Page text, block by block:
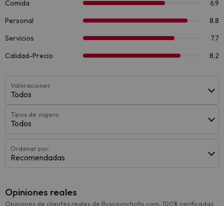
Valoraciones
Todos
Tipos de viajero
Todos
Ordenar por:
Recomendadas
Opiniones reales
Opiniones de clientes reales de Buscounchollo.com, 100% verificadas.